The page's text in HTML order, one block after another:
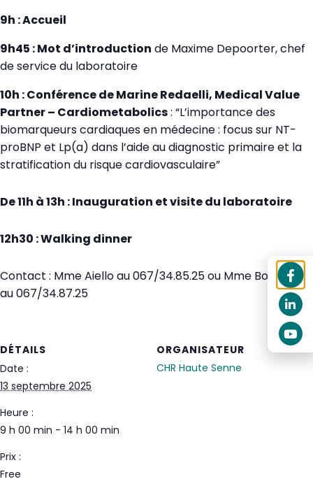
9h : Accueil
9h45 : Mot d’introduction de Maxime Depoorter, chef
de service du laboratoire
10h : Conférence de Marine Redaelli, Medical Value
Partner – Cardiometabolics: “L’importance des
biomarqueurs cardiaques en médecine : focus sur NT-
proBNP et Lp(a) dans l’aide au diagnostic primaire et la
stratification du risque cardiovasculaire”
De 11h à 13h : Inauguration et visite du laboratoire
12h30 : Walking dinner
Contact : Mme Aiello au 067/34.85.25 ou Mme Bourgeois
au 067/34.87.25
DÉTAILS
Date :
13 septembre 2025
Heure :
9 h 00 min - 14 h 00 min
Prix :
Free
ORGANISATEUR
CHR Haute Senne